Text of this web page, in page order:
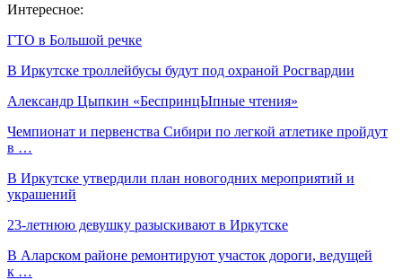
Интересное:
ГТО в Большой речке
В Иркутске троллейбусы будут под охраной Росгвардии
Александр Цыпкин «БеспринцЫпные чтения»
Чемпионат и первенства Сибири по легкой атлетике пройдут
в …
В Иркутске утвердили план новогодних мероприятий и
украшений
23-летнюю девушку разыскивают в Иркутске
В Аларском районе ремонтируют участок дороги, ведущей
к …